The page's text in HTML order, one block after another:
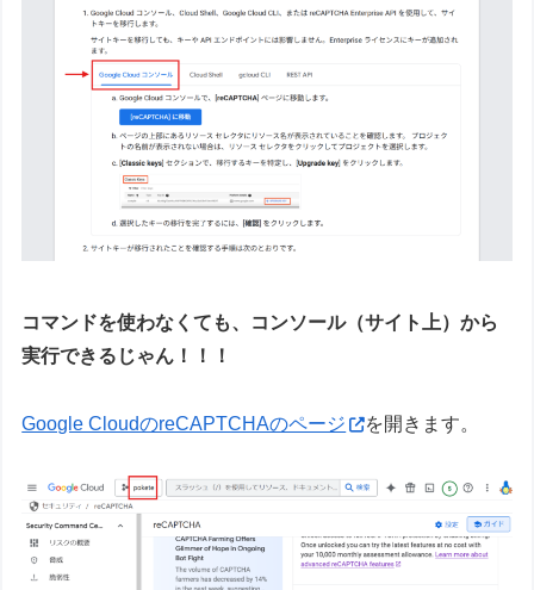
コマンドを使わなくても、コンソール（サイト上）から
実行できるじゃん！！！
Google CloudのreCAPTCHAのページ を開きます。